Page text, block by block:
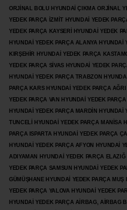
ORJİNAL BOLU HYUNDAİ ÇIKMA ORJİNAL
YEDEK PARÇA İZMİT HYUNDAİ YEDEK
YEDEK PARÇA KAYSERİ HYUNDAİ YEDEK
HYUNDAİ YEDEK PARÇA ALANYA
KIRŞEHİR HYUNDAİ YEDEK PARÇA
YEDEK PARÇA SİVAS HYUNDAİ YEDEK
HYUNDAİ YEDEK PARÇA TRABZON
PARÇA KARS HYUNDAİ YEDEK PARÇA
YEDEK PARÇA VAN HYUNDAİ YEDEK
HYUNDAİ YEDEK PARÇA MARDİN
TUNCELİ HYUNDAİ YEDEK PARÇA MANİSA
PARÇA ISPARTA HYUNDAİ YEDEK PARÇA
HYUNDAİ YEDEK PARÇA AFYON HYUNDAİ
ADIYAMAN HYUNDAİ YEDEK PARÇA
YEDEK PARÇA SAMSUN HYUNDAİ YEDEK
GÜMÜŞHANE HYUNDAİ YEDEK PARÇA
YEDEK PARÇA YALOVA HYUNDAİ YEDEK
HYUNDAİ YEDEK PARÇA AİRBAG, AİRBAG